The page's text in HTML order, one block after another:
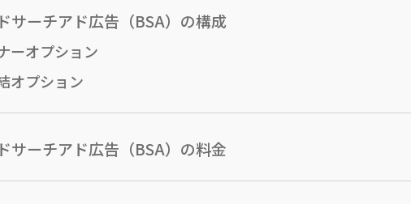
ーチアド広告（BSA）の構成
オプション
プション
ーチアド広告（BSA）の料金